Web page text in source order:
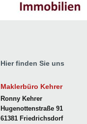
Hier finden Sie uns
Maklerbüro Kehrer
Ronny Kehrer
Hugenottenstraße 91
61381 Friedrichsdorf